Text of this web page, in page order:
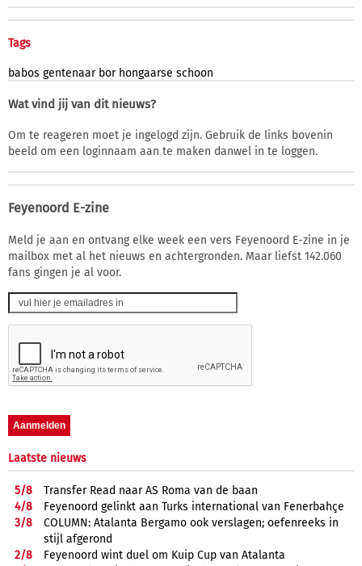
Tags
babos gentenaar bor hongaarse schoon
Wat vind jij van dit nieuws?
Om te reageren moet je ingelogd zijn. Gebruik de links bovenin
beeld om een loginnaam aan te maken danwel in te loggen.
Feyenoord E-zine
Meld je aan en ontvang elke week een vers Feyenoord E-zine in je
mailbox met al het nieuws en achtergronden. Maar liefst 142.060
fans gingen je al voor.
Laatste nieuws
5/8
Transfer Read naar AS Roma van de baan
4/8
Feyenoord gelinkt aan Turks international van Fenerbahçe
3/8
COLUMN: Atalanta Bergamo ook verslagen; oefenreeks in
stijl afgerond
2/8
Feyenoord wint duel om Kuip Cup van Atalanta